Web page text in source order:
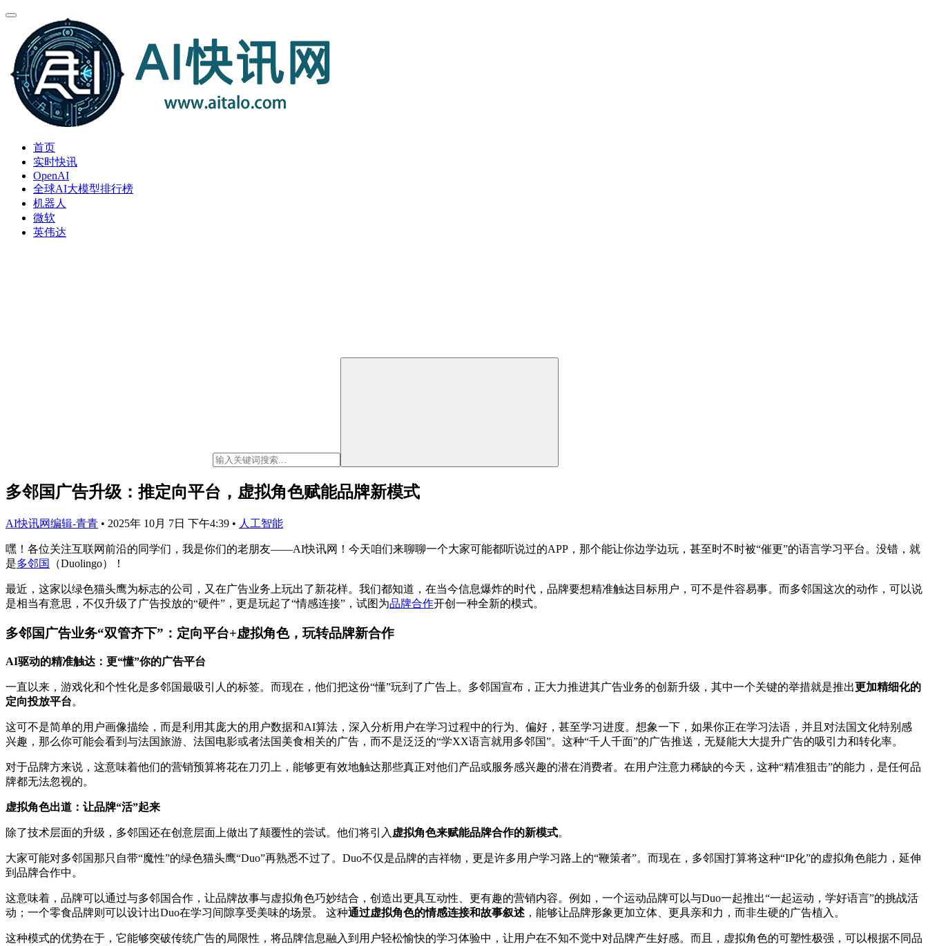
首页
实时快讯
OpenAI
全球AI大模型排行榜
机器人
微软
英伟达
多邻国广告升级：推定向平台，虚拟角色赋能品牌新模式
AI快讯网编辑-青青 • 2025年 10月 7日 下午4:39 • 人工智能
嘿！各位关注互联网前沿的同学们，我是你们的老朋友——AI快讯网！今天咱们来聊聊一个大家可能都听说过的APP，那个能让你边学边玩，甚至时不时被“催更”的语言学习平台。没错，就
是多邻国 （Duolingo）！
最近，这家以绿色猫头鹰为标志的公司，又在广告业务上玩出了新花样。我们都知道，在当今信息爆炸的时代，品牌要想精准触达目标用户，可不是件容易事。而多邻国这次的动作，可以说
是相当有意思，不仅升级了广告投放的“硬件”，更是玩起了“情感连接”，试图为品牌合作开创一种全新的模式。
多邻国广告业务“双管齐下”：定向平台+虚拟角色，玩转品牌新合作
AI驱动的精准触达：更“懂”你的广告平台
一直以来，游戏化和个性化是多邻国最吸引人的标签。而现在，他们把这份“懂”玩到了广告上。多邻国宣布，正大力推进其广告业务的创新升级，其中一个关键的举措就是推出更加精细化的
定向投放平台。
这可不是简单的用户画像描绘，而是利用其庞大的用户数据和AI算法，深入分析用户在学习过程中的行为、偏好，甚至学习进度。想象一下，如果你正在学习法语，并且对法国文化特别感
兴趣，那么你可能会看到与法国旅游、法国电影或者法国美食相关的广告，而不是泛泛的“学XX语言就用多邻国”。这种“千人千面”的广告推送，无疑能大大提升广告的吸引力和转化率。
对于品牌方来说，这意味着他们的营销预算将花在刀刃上，能够更有效地触达那些真正对他们产品或服务感兴趣的潜在消费者。在用户注意力稀缺的今天，这种“精准狙击”的能力，是任何品
牌都无法忽视的。
虚拟角色出道：让品牌“活”起来
除了技术层面的升级，多邻国还在创意层面上做出了颠覆性的尝试。他们将引入 虚拟角色来赋能品牌合作的新模式。
大家可能对多邻国那只自带“魔性”的绿色猫头鹰“Duo”再熟悉不过了。Duo不仅是品牌的吉祥物，更是许多用户学习路上的“鞭策者”。而现在，多邻国打算将这种“IP化”的虚拟角色能力，延伸
到品牌合作中。
这意味着，品牌可以通过与多邻国合作，让品牌故事与虚拟角色巧妙结合，创造出更具互动性、更有趣的营销内容。例如，一个运动品牌可以与Duo一起推出“一起运动，学好语言”的挑战活
动；一个零食品牌则可以设计出Duo在学习间隙享受美味的场景。 这种通过虚拟角色的情感连接和故事叙述 ，能够让品牌形象更加立体、更具亲和力，而非生硬的广告植入。
这种模式的优势在于，它能够突破传统广告的局限性，将品牌信息融入到用户轻松愉快的学习体验中，让用户在不知不觉中对品牌产生好感。而且，虚拟角色的可塑性极强，可以根据不同品